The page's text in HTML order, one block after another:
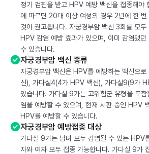
정기 검진을 받고 HPV 예방 백신을 접종해야
에 따르면 20대 이상 여성의 경우 2년에 한 번
것이 권고됩니다. 자궁경부암 백신 3회를 모
HPV 감염 예방 효과가 있으며, 이미 감염됐던
수 있습니다.
자궁경부암 백신 종류
자궁경부암 백신은 HPV를 예방하는 백신으
신), 가다실4(4가 HPV 백신), 가다실9(9가
있습니다. 가다실 9가는 고위험군 유형을 포
염을 예방할 수 있으며, 현재 시판 중인 HPV
HPV를 예방할 수 있습니다.
자궁경부암 예방접종 대상
가다실 9가는 남녀 모두 감염될 수 있는 HPV
자와 여자 모두 접종 가능합니다. 가다실 9가